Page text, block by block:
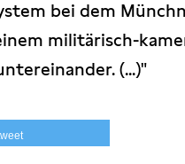
bei dem
militärisch-
(...)"